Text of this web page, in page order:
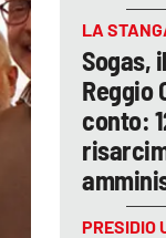
LA
Sogas,
Reggio
conto:
PRESIDIO